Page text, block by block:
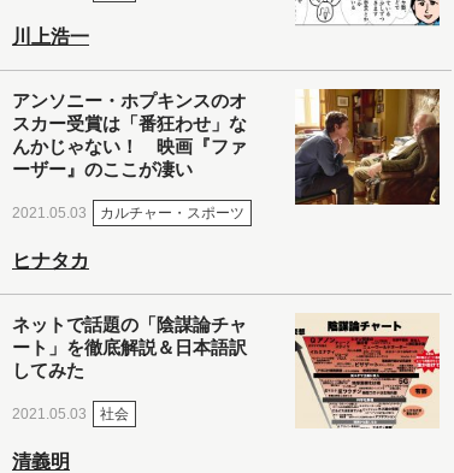
川上浩一
アンソニー・ホプキンスのオ
スカー受賞は「番狂わせ」な
んかじゃない！ 映画『ファ
ーザー』のここが凄い
2021.05.03 カルチャー・スポーツ
ヒナタカ
ネットで話題の「陰謀論チャ
ート」を徹底解説＆日本語訳
してみた
2021.05.03 社会
清義明